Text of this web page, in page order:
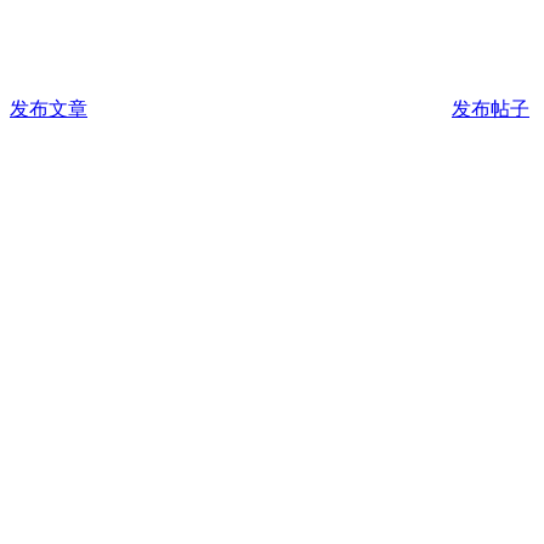
发布文章 发布帖子